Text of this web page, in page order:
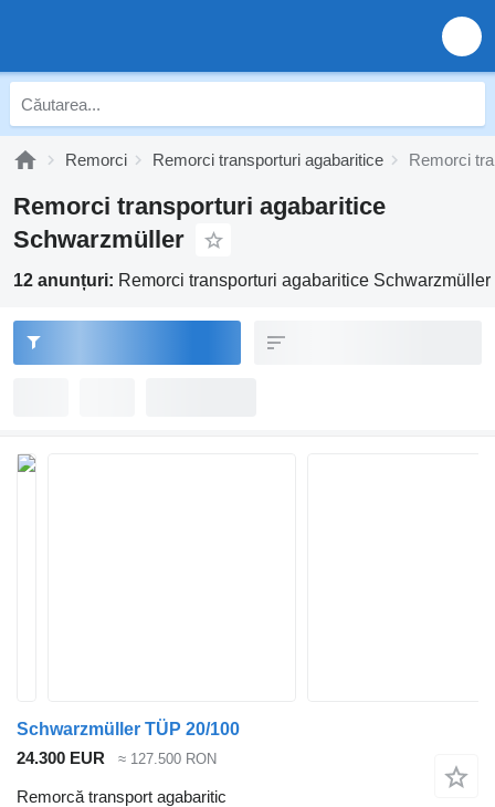
Remorci Remorci transporturi agabaritice Remorci
Remorci transporturi agabaritice
Schwarzmüller
12 anunțuri: Remorci transporturi agabaritice Schwarzmüller
Schwarzmüller TÜP 20/100
24.300 EUR
≈ 127.500 RON
Remorcă transport agabaritic